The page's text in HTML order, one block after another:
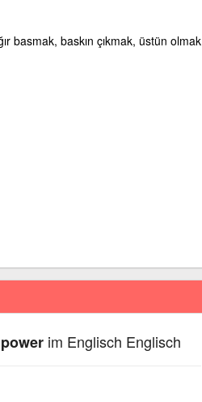
basmak, baskın çıkmak, üstün olmak
im Englisch Englisch